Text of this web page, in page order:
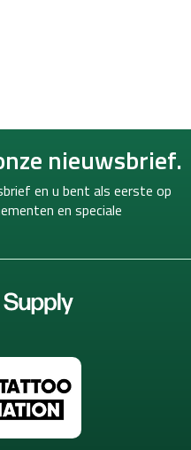
nieuwsbrief.
en u bent als eerste op
en speciale